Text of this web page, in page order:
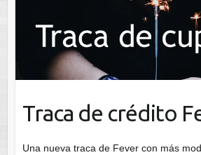
Traca de crédito
Una nueva traca de Fever con más